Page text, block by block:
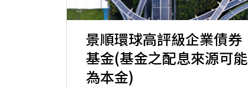
景順環球高評級企業債券
基金(基金之配息來源可能
為本金)